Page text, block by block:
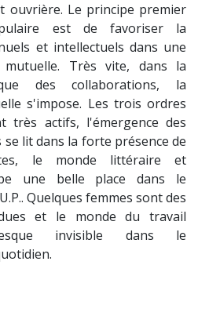
ouvrière. Le principe premier
est de favoriser la
et intellectuels dans une
mutuelle. Très vite, dans la
des collaborations, la
s'impose. Les trois ordres
très actifs, l'émergence des
lit dans la forte présence de
le monde littéraire et
une belle place dans le
Quelques femmes sont des
et le monde du travail
invisible dans le